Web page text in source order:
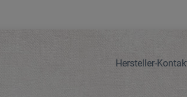
Hersteller-